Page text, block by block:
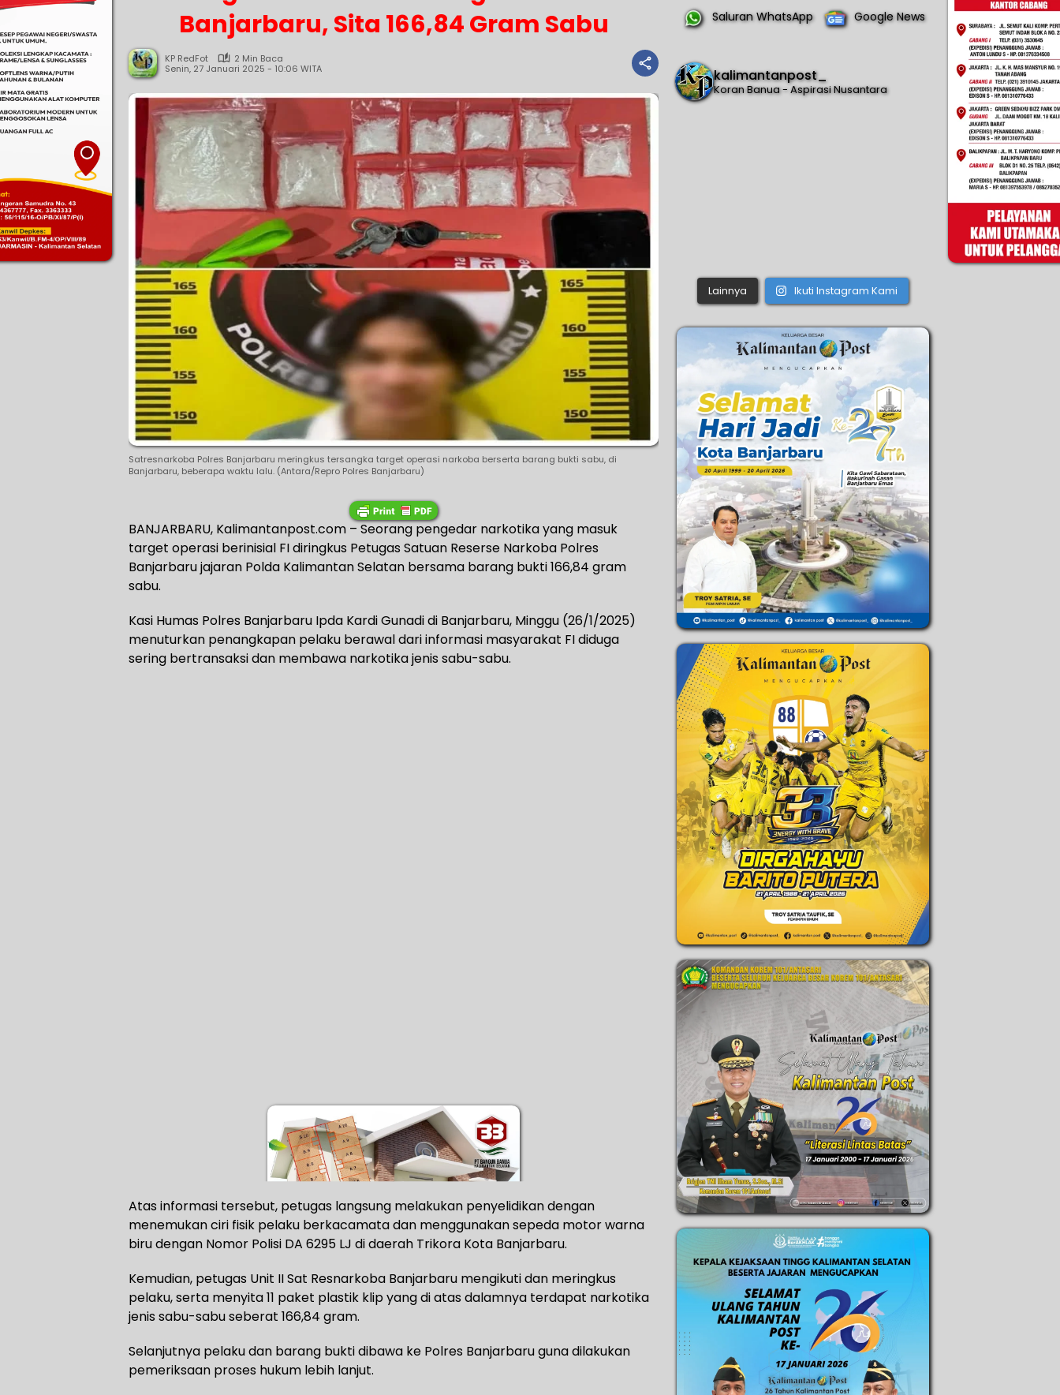
Banjarbaru, Sita 166,84 Gram Sabu
KP RedFot
2 Min Baca
Senin, 27 Januari 2025 - 10:06 WITA
Satresnarkoba Polres Banjarbaru meringkus tersangka target operasi narkoba berserta barang bukti sabu, di
Banjarbaru, beberapa waktu lalu. (Antara/Repro Polres Banjarbaru)
BANJARBARU, Kalimantanpost.com – Seorang pengedar narkotika yang masuk
target operasi berinisial FI diringkus Petugas Satuan Reserse Narkoba Polres
Banjarbaru jajaran Polda Kalimantan Selatan bersama barang bukti 166,84 gram
sabu.
Kasi Humas Polres Banjarbaru Ipda Kardi Gunadi di Banjarbaru, Minggu (26/1/2025)
menuturkan penangkapan pelaku berawal dari informasi masyarakat FI diduga
sering bertransaksi dan membawa narkotika jenis sabu-sabu.
Atas informasi tersebut, petugas langsung melakukan penyelidikan dengan
menemukan ciri fisik pelaku berkacamata dan menggunakan sepeda motor warna
biru dengan Nomor Polisi DA 6295 LJ di daerah Trikora Kota Banjarbaru.
Kemudian, petugas Unit II Sat Resnarkoba Banjarbaru mengikuti dan meringkus
pelaku, serta menyita 11 paket plastik klip yang di atas dalamnya terdapat narkotika
jenis sabu-sabu seberat 166,84 gram.
Selanjutnya pelaku dan barang bukti dibawa ke Polres Banjarbaru guna dilakukan
pemeriksaan proses hukum lebih lanjut.
Saluran WhatsApp Google News
kalimantanpost_
Koran Banua - Aspirasi Nusantara
Lainnya Ikuti Instagram Kami